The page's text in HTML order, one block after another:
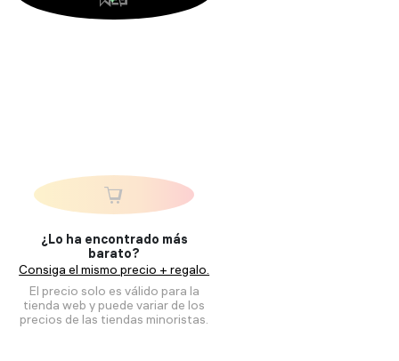
¿Lo ha encontrado más
barato?
Consiga el mismo precio + regalo.
El precio solo es válido para la
tienda web y puede variar de los
precios de las tiendas minoristas.